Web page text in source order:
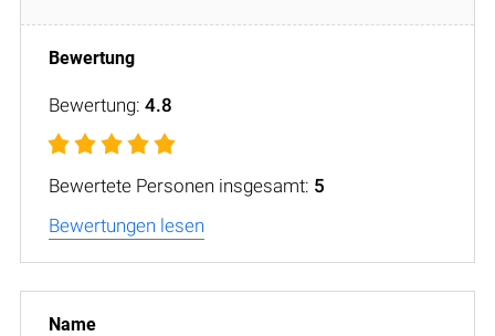
Bewertung: 4.8
Bewertete Personen insgesamt: 5
Bewertungen lesen